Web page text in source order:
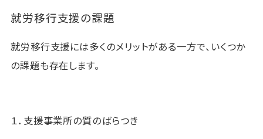
就労移行支援の課題
就労移行支援には多くのメリットがある一方で、いくつか
の課題も存在します。
１．支援事業所の質のばらつき